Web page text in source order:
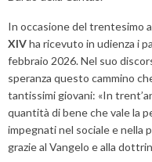
In occasione del trentesimo
XIVha ricevuto in udienza i
febbraio 2026. Nel suo
speranza questo cammino
tantissimi giovani: «In
quantità di bene che vale la
impegnati nel sociale e nella
grazie al Vangelo e alla